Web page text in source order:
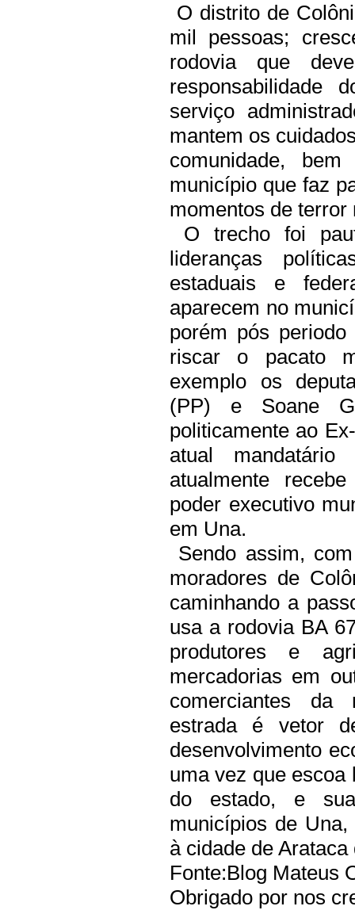
O distrito de
mil pessoas;
rodovia que
responsabilidade
serviço
mantem os
comunidade,
município que faz
momentos de
O trecho foi
lideranças
estaduais e
aparecem no
porém pós
riscar o pacato
exemplo os
(PP) e Soane
politicamente ao
atual
atualmente
poder executivo
em Una.
Sendo assim,
moradores de
caminhando a
usa a rodovia BA
produtores e
mercadorias em
comerciantes da
estrada é vetor
desenvolvimento
uma vez que escoa
do estado, e
municípios de
à cidade de
Fonte:Blog Mateus
Obrigado por nos